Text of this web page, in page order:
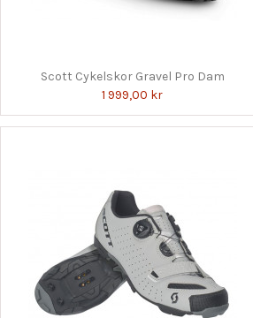
Scott Cykelskor Gravel Pro Dam
1 999,00 kr